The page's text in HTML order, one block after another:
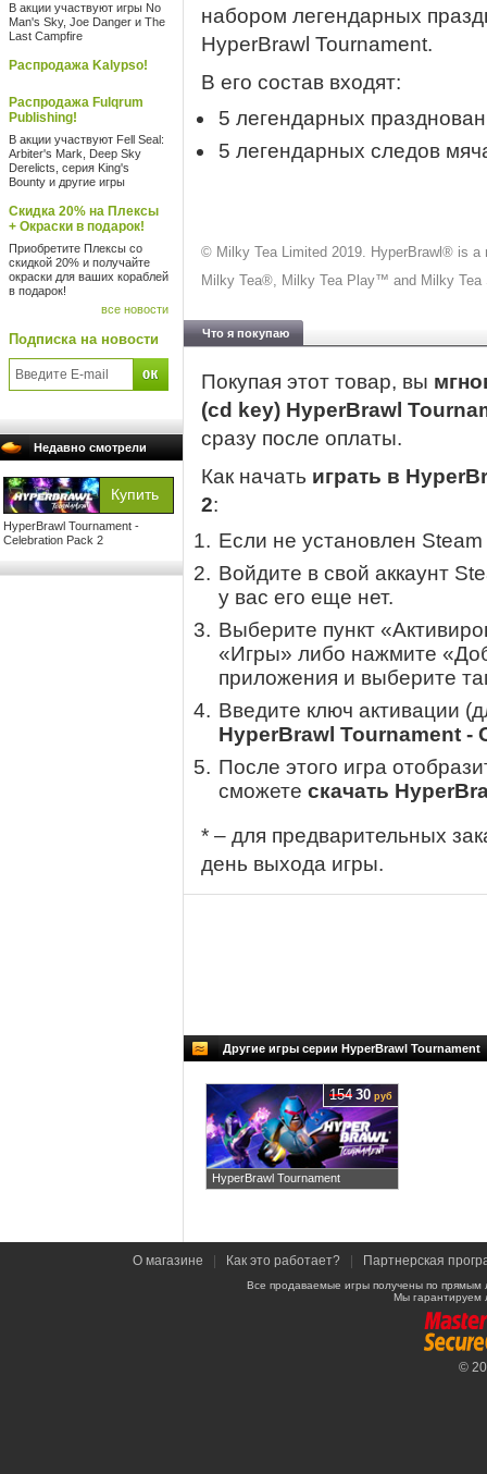
В акции участвуют игры No
Man's Sky, Joe Danger и The
Last Campfire
Распродажа Kalypso!
Распродажа Fulqrum
Publishing!
В акции участвуют Fell Seal:
Arbiter's Mark, Deep Sky
Derelicts, серия King's
Bounty и другие игры
Скидка 20% на Плексы
+ Окраски в подарок!
Приобретите Плексы со
скидкой 20% и получайте
окраски для ваших кораблей
в подарок!
все новости
Подписка на новости
Недавно смотрели
HyperBrawl Tournament -
Celebration Pack 2
набором легендарных
HyperBrawl Tournament.
В его состав входят:
5 легендарных
5 легендарных следов
© Milky Tea Limited 2019. HyperBrawl® is a
Milky Tea®, Milky Tea Play™ and Milky
Что я покупаю
Покупая этот товар, вы
(cd key) HyperBrawl
сразу после оплаты.
Как начать играть в
2:
Если не установлен
Войдите в свой аккаунт
у вас его еще нет.
Выберите пункт
«Игры» либо нажмите
приложения и выберите
Введите ключ активации
HyperBrawl Tournament -
После этого игра
сможете скачать
* – для предварительных
день выхода игры.
Другие игры серии HyperBrawl Tournament
HyperBrawl Tournament
154 30 руб
О магазине Как это работает? Партнерская
Все продаваемые игры получены по
Мы гарантируем
©